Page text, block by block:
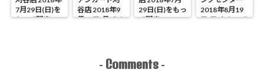
7月29日(日)を
もって閉店
谷店 2018年9
月17日(月)をも
29日(日)をもっ
て閉店
2018年8月19
日(日)をもって
- Comments -